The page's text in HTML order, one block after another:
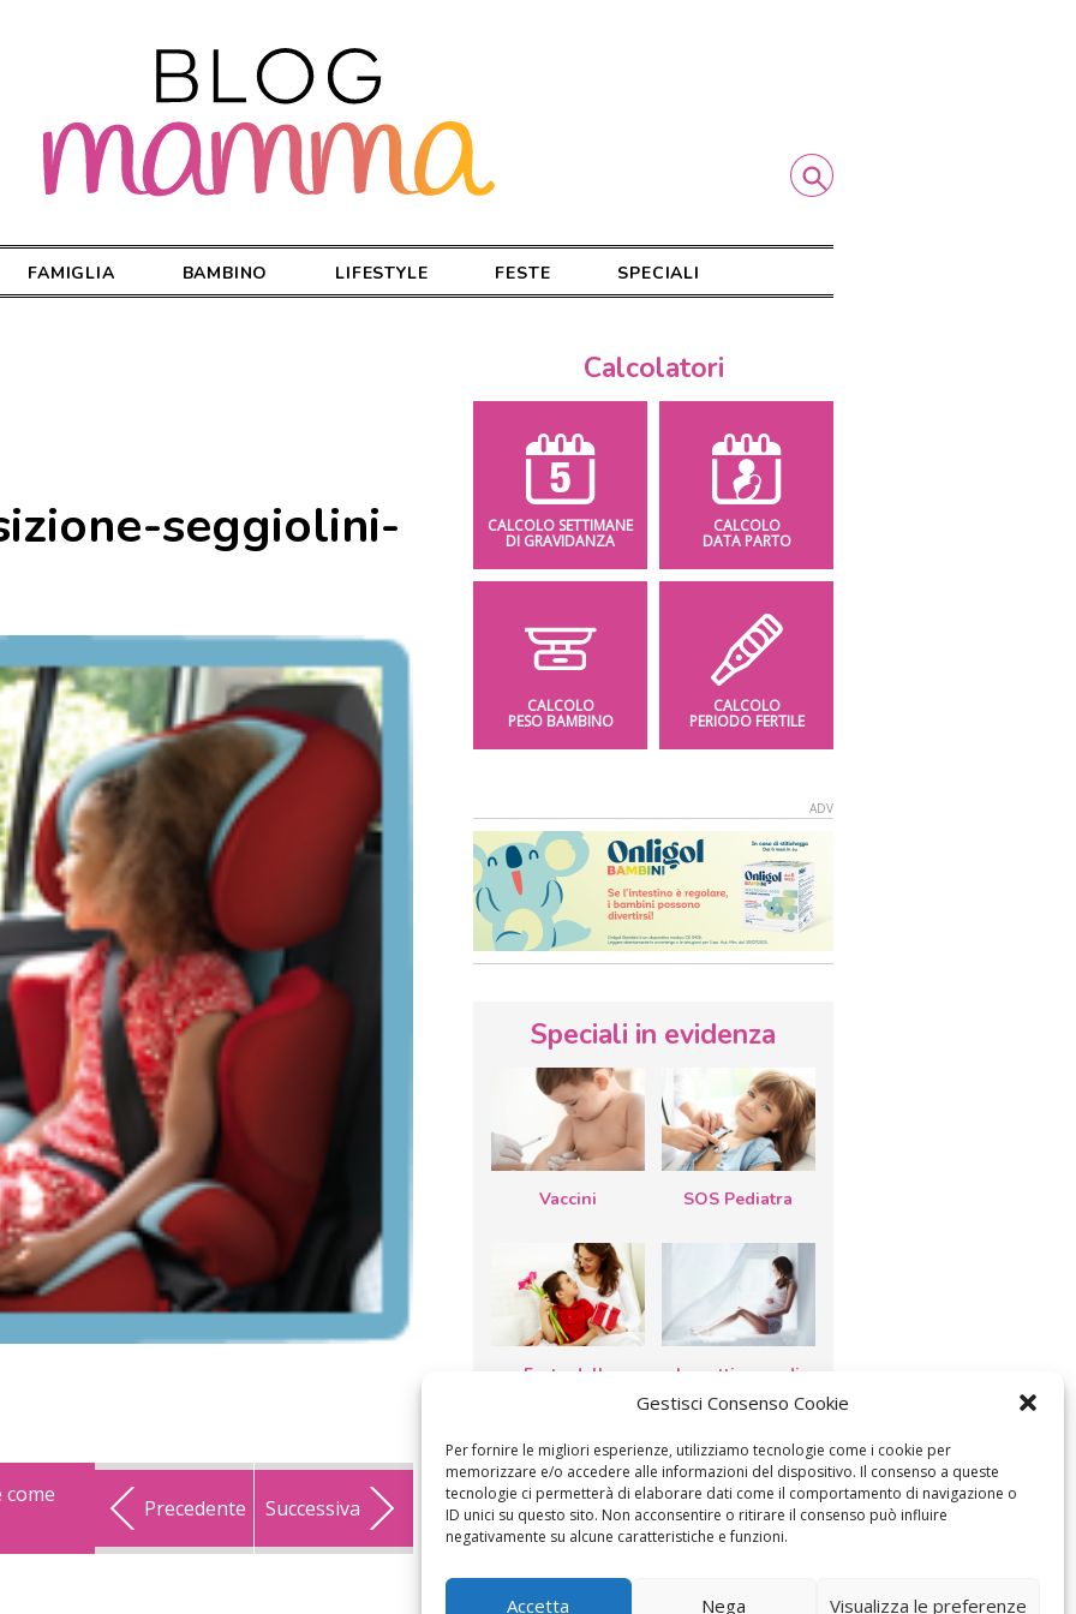
Gestisci Consenso Cookie
Per fornire le migliori esperienze, utilizziamo tecnologie come i cookie per
memorizzare e/o accedere alle informazioni del dispositivo. Il consenso a queste
tecnologie ci permetterà di elaborare dati come il comportamento di navigazione o
ID unici su questo sito. Non acconsentire o ritirare il consenso può influire
negativamente su alcune caratteristiche e funzioni.
Accetta Nega Visualizza le preferenze
FAMIGLIA BAMBINO LIFESTYLE FESTE SPECIALI
seggiolini-
come
Precedente Successiva
Calcolatori
CALCOLO SETTIMANE
DI GRAVIDANZA
CALCOLO
DATA PARTO
CALCOLO
PESO BAMBINO
CALCOLO
PERIODO FERTILE
Speciali in evidenza
Vaccini SOS Pediatra
Festa della
biglietti d’auguri,
Le settimane di